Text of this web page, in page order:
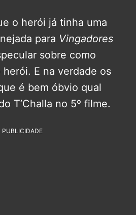
o herói já tinha uma
para Vingadores
sobre como
E na verdade os
é bem óbvio qual
T’Challa no 5º filme.
PUBLICIDADE